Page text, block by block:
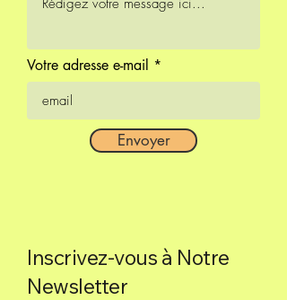
Votre adresse e-mail
Envoyer
Inscrivez-vous à Notre
Newsletter